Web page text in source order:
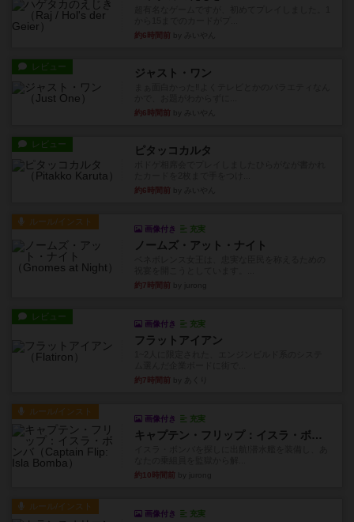
約6時間前
レビュー ジャスト・ワン
約6時間前
レビュー ピタッコカルタ
約6時間前
ルール/インスト
画像付き 充実
ノームズ・アット・ナイト
約7時間前
レビュー
画像付き 充実
フラットアイアン
約7時間前
ルール/インスト
画像付き 充実
キャプテン・フリップ：イスラ・ボンバ
約10時間前
ルール/インスト
画像付き 充実